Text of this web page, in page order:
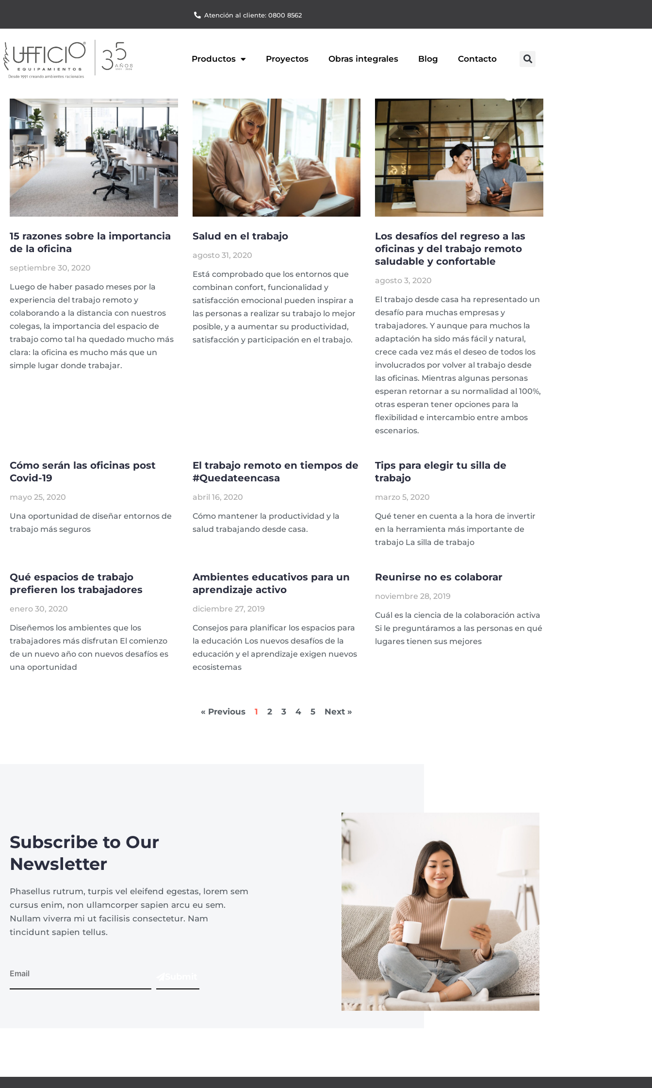
Atención al cliente: 0800 8562
Productos Proyectos Obras integrales Blog Contacto
15 razones sobre la importancia
de la oficina
septiembre 30, 2020
Luego de haber pasado meses por la
experiencia del trabajo remoto y
colaborando a la distancia con nuestros
colegas, la importancia del espacio de
trabajo como tal ha quedado mucho más
clara: la oficina es mucho más que un
simple lugar donde trabajar.
Salud en el trabajo
agosto 31, 2020
Está comprobado que los entornos que
combinan confort, funcionalidad y
satisfacción emocional pueden inspirar a
las personas a realizar su trabajo lo mejor
posible, y a aumentar su productividad,
satisfacción y participación en el trabajo.
Los desafíos del regreso a las
oficinas y del trabajo remoto
saludable y confortable
agosto 3, 2020
El trabajo desde casa ha representado un
desafío para muchas empresas y
trabajadores. Y aunque para muchos la
adaptación ha sido más fácil y natural,
crece cada vez más el deseo de todos los
involucrados por volver al trabajo desde
las oficinas. Mientras algunas personas
esperan retornar a su normalidad al 100%,
otras esperan tener opciones para la
flexibilidad e intercambio entre ambos
escenarios.
Cómo serán las oficinas post
Covid-19
mayo 25, 2020
Una oportunidad de diseñar entornos de
trabajo más seguros
El trabajo remoto en tiempos de
#Quedateencasa
abril 16, 2020
Cómo mantener la productividad y la
salud trabajando desde casa.
Tips para elegir tu silla de
trabajo
marzo 5, 2020
Qué tener en cuenta a la hora de invertir
en la herramienta más importante de
trabajo La silla de trabajo
Qué espacios de trabajo
prefieren los trabajadores
enero 30, 2020
Diseñemos los ambientes que los
trabajadores más disfrutan El comienzo
de un nuevo año con nuevos desafíos es
una oportunidad
Ambientes educativos para un
aprendizaje activo
diciembre 27, 2019
Consejos para planificar los espacios para
la educación Los nuevos desafíos de la
educación y el aprendizaje exigen nuevos
ecosistemas
Reunirse no es colaborar
noviembre 28, 2019
Cuál es la ciencia de la colaboración activa
Si le preguntáramos a las personas en qué
lugares tienen sus mejores
« Previous 1 2 3 4 5 Next »
Subscribe to Our
Newsletter
Phasellus rutrum, turpis vel eleifend egestas, lorem sem
cursus enim, non ullamcorper sapien arcu eu sem.
Nullam viverra mi ut facilisis consectetur. Nam
tincidunt sapien tellus.